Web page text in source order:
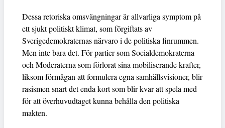
Dessa retoriska omsvängningar är allvarliga symptom på
ett sjukt politiskt klimat, som förgiftats av
Sverigedemokraternas närvaro i de politiska finrummen.
Men inte bara det. För partier som Socialdemokraterna
och Moderaterna som förlorat sina mobiliserande krafter,
liksom förmågan att formulera egna samhällsvisioner, blir
rasismen snart det enda kort som blir kvar att spela med
för att överhuvudtaget kunna behålla den politiska
makten.